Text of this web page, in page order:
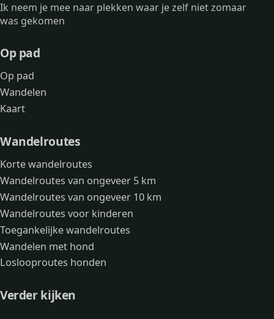
Ik neem je mee naar plekken waar je zelf niet zomaar
was gekomen
Op pad
Op pad
Wandelen
Kaart
Wandelroutes
Korte wandelroutes
Wandelroutes van ongeveer 5 km
Wandelroutes van ongeveer 10 km
Wandelroutes voor kinderen
Toegankelijke wandelroutes
Wandelen met hond
Loslooproutes honden
Verder kijken